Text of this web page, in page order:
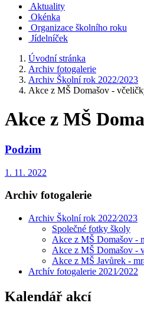
Aktuality
Okénka
Organizace školního roku
Jídelníček
Úvodní stránka
Archiv fotogalerie
Archiv Školní rok 2022/2023
Akce z MŠ Domašov -
Akce z MŠ
Podzim
1. 11. 2022
Archiv fotogalerie
Archiv Školní rok 2022⁄2023
Společné fotky školy
Akce z MŠ Domašov -
Akce z MŠ Domašov -
Akce z MŠ Javůrek -
Archív fotogalerie 2021⁄2022
Kalendář akcí